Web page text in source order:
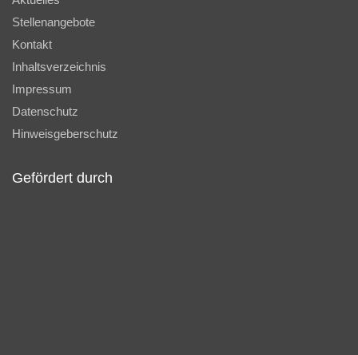
Stellenangebote
Kontakt
Inhaltsverzeichnis
Impressum
Datenschutz
Hinweisgeberschutz
Gefördert durch